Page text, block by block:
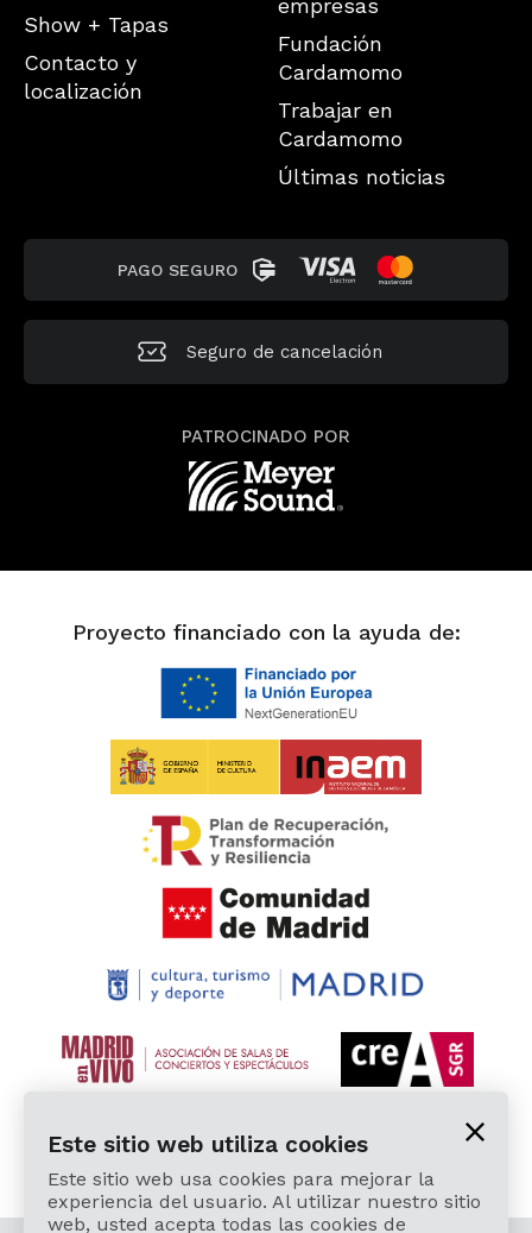
Show + Tapas
Contacto y
localización
empresas
Fundación
Cardamomo
Trabajar en
Cardamomo
Últimas noticias
PAGO SEGURO
Seguro de cancelación
PATROCINADO POR
Proyecto financiado con la ayuda de:
Este sitio web utiliza cookies
Este sitio web usa cookies para mejorar la
experiencia del usuario. Al utilizar nuestro sitio
web, usted acepta todas las cookies de